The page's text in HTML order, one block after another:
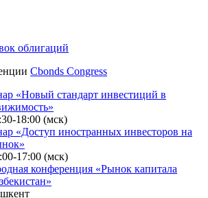
облигаций
Cbonds Congress
«Новый стандарт инвестиций в
18:00 (мск)
«Доступ иностранных инвесторов на
17:00 (мск)
конференция «Рынок капитала